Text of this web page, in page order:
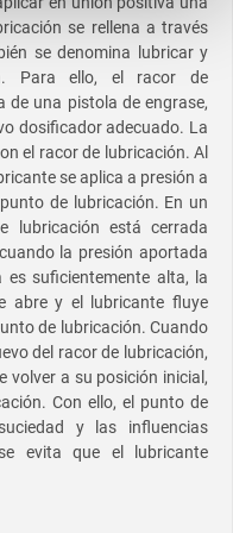
se rellena a través
se denomina lubricar y
Para ello, el racor de
de una pistola de engrase,
dosificador adecuado. La
el racor de lubricación. Al
se aplica a presión a
de lubricación. En un
lubricación está cerrada
la presión aportada
suficientemente alta, la
abre y el lubricante fluye
de lubricación. Cuando
del racor de lubricación,
volver a su posición inicial,
Con ello, el punto de
y las influencias
evita que el lubricante